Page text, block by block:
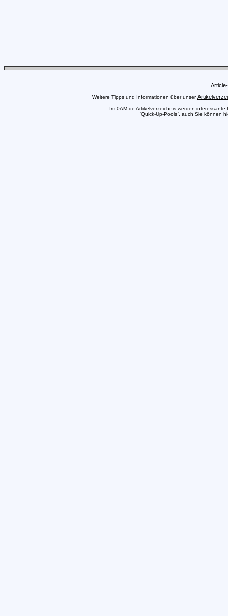
Weitere Tipps und Informationen über unser
Im 0AM.de Artikelverzeichnis werden
`Quick-Up-Pools`, auch Sie können